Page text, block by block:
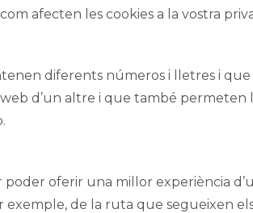
afecten les cookies a la vostra
diferents números i lletres i
d’un altre i que també
oferir una millor experiència
de la ruta que segueixen